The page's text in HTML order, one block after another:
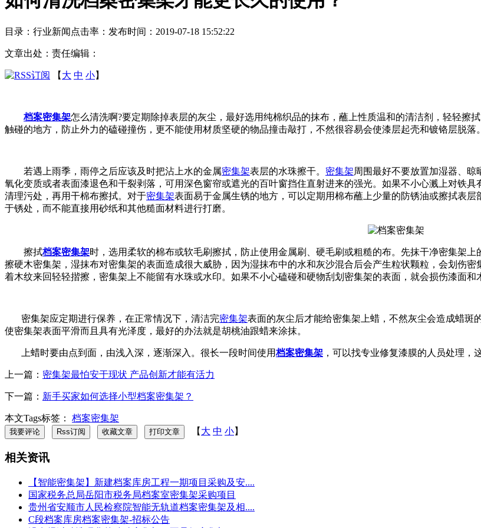
目录：行业新闻 点击率： 发布时间：2019-07-18 15:52:22
文章出处： 责任编辑：
【 大 中 小】
档案密集架怎么清洗啊?要定期除掉表层的灰尘，最好选用纯棉织品的抹布，蘸上性质温和的清洁剂，轻轻擦
触碰的地方，防止外力的磕碰撞伤，更不能使用材质坚硬的物品撞击敲打，不然很容易会使漆层起壳和镀铬层脱落。
若遇上雨季，雨停之后应该及时把沾上水的金属密集架表层的水珠擦干。 密集架周围最好不要放置加湿器、
氧化变质或者表面漆退色和干裂剥落，可用深色窗帘或遮光的百叶窗挡住直射进来的强光。如果不小心溅上对铁
清理污处，再用干棉布擦拭。对于密集架表面易于金属生锈的地方，可以定期用棉布蘸上少量的防锈油或擦拭表
于锈处，而不能直接用砂纸和其他糙面材料进行打磨。
擦拭档案密集架时，选用柔软的棉布或软毛刷擦拭，防止使用金属刷、硬毛刷或粗糙的布。先抹干净密集架
擦硬木密集架，湿抹布对密集架的表面造成很大威胁，因为湿抹布中的水和灰沙混合后会产生粒状颗粒，会划伤
着木纹来回轻轻揩擦，密集架上不能留有水珠或水印。如果不小心磕碰和硬物刮划密集架的表面，就会损伤漆面
密集架应定期进行保养，在正常情况下，清洁完密集架表面的灰尘后才能给密集架上蜡，不然灰尘会造成蜡斑
使密集架表面平滑而且具有光泽度，最好的办法就是胡桃油跟蜡来涂抹。
上蜡时要由点到面，由浅入深，逐渐深入。很长一段时间使用档案密集架 ，可以找专业修复漆膜的人员处理，
上一篇： 密集架最怕安于现状 产品创新才能有活力
下一篇： 新手买家如何选择小型档案密集架？
本文Tags标签：
档案密集架
【 大 中 小】
相关资讯
【智能密集架】新建档案库房工程一期项目采购及安....
国家税务总局岳阳市税务局档案室密集架采购项目
贵州省安顺市人民检察院智能无轨道档案密集架及相....
C段档案库房档案密集架-招标公告